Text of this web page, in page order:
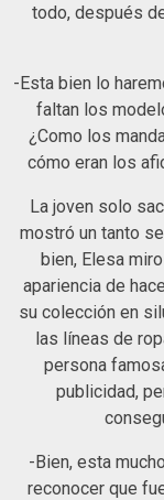
todo, después
-Esta bien lo
faltan los
¿Como los
cómo eran los
La joven solo
mostró un tanto
bien, Elesa
apariencia de
su colección en
las líneas de
persona
publicidad,
-Bien, esta
reconocer que